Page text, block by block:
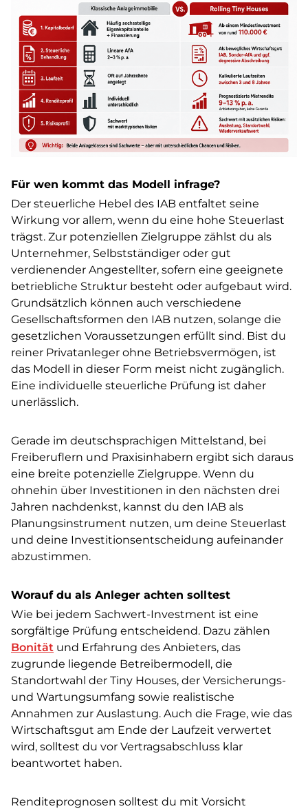
Für wen kommt das Modell infrage?
Der steuerliche Hebel des IAB entfaltet seine
Wirkung vor allem, wenn du eine hohe Steuerlast
trägst. Zur potenziellen Zielgruppe zählst du als
Unternehmer, Selbstständiger oder gut
verdienender Angestellter, sofern eine geeignete
betriebliche Struktur besteht oder aufgebaut wird.
Grundsätzlich können auch verschiedene
Gesellschaftsformen den IAB nutzen, solange die
gesetzlichen Voraussetzungen erfüllt sind. Bist du
reiner Privatanleger ohne Betriebsvermögen, ist
das Modell in dieser Form meist nicht zugänglich.
Eine individuelle steuerliche Prüfung ist daher
unerlässlich.
Gerade im deutschsprachigen Mittelstand, bei
Freiberuflern und Praxisinhabern ergibt sich daraus
eine breite potenzielle Zielgruppe. Wenn du
ohnehin über Investitionen in den nächsten drei
Jahren nachdenkst, kannst du den IAB als
Planungsinstrument nutzen, um deine Steuerlast
und deine Investitionsentscheidung aufeinander
abzustimmen.
Worauf du als Anleger achten solltest
Wie bei jedem Sachwert-Investment ist eine
sorgfältige Prüfung entscheidend. Dazu zählen
Bonität und Erfahrung des Anbieters, das
zugrunde liegende Betreibermodell, die
Standortwahl der Tiny Houses, der Versicherungs-
und Wartungsumfang sowie realistische
Annahmen zur Auslastung. Auch die Frage, wie das
Wirtschaftsgut am Ende der Laufzeit verwertet
wird, solltest du vor Vertragsabschluss klar
beantwortet haben.
Renditeprognosen solltest du mit Vorsicht